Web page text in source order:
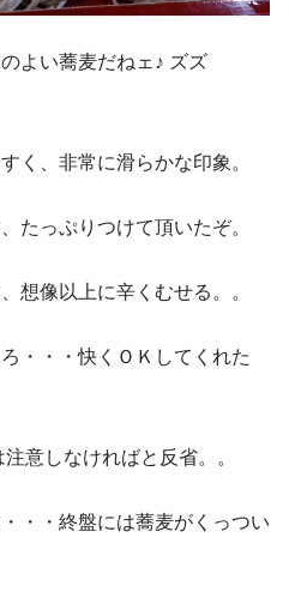
よい蕎麦だねェ♪ ズズ
く、非常に滑らかな印象。
たっぷりつけて頂いたぞ。
想像以上に辛くむせる。。
・・・快くＯＫしてくれた
意しなければと反省。。
・・終盤には蕎麦がくっつい